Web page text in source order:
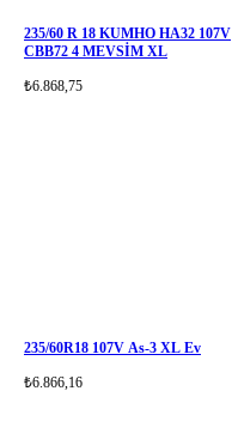
235/60 R 18 KUMHO HA32 107V
CBB72 4 MEVSİM XL
₺6.868,75
235/60R18 107V As-3 XL Ev
₺6.866,16